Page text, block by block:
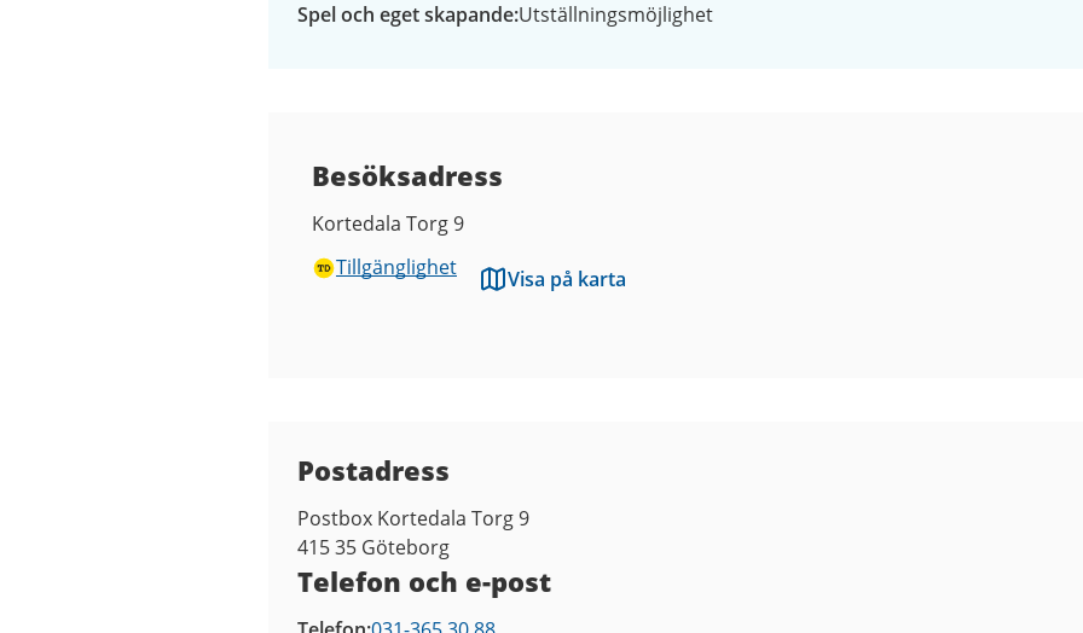
Spel och eget skapande Utställningsmöjlighet
Besöksadress
Kortedala Torg 9
Tillgänglighet
Visa på karta
Postadress
Postbox Kortedala Torg 9
415 35 Göteborg
Telefon och e-post